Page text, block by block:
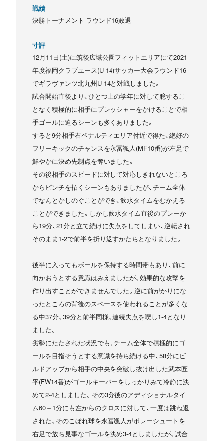
戦績
決勝トーナメント ラウンド16敗退
寸評
12月11日(土)に筑後広域公園フィットエリアにて2021
年度福岡クラブユース(U-14)サッカー大会ラウンド16
でギラヴァンツ北九州U-14と対戦しました。
試合開始直後より、ひとつ上の学年に対して臆するこ
となく積極的に相手にプレッシャーをかけることで相
手ゴールに迫るシーンも多くありました。
すると9分相手右ペナルティエリア付近で得た、絶好の
フリーキックのチャンスを永冨颯人(MF10番)が左足で
鮮やかに決め先制点を奪いました。
その後相手のスピードに対して対応しきれないところ
からピンチを招くシーンもありましたが、チーム全体
でなんとかしのぐことができ、飲水タイムをむかえる
ことができました。しかし飲水タイム直後のプレーか
ら19分、21分と立て続けに失点をしてしまい、逆転され
そのまま1-2で前半を折り返すかたちとなりました。
後半に入ってもボールを保持する時間帯もあり、前に
向かおうとする意識はみえましたが、効果的な攻撃を
作り出すことができませんでした。逆に前がかりにな
ったところの背後のスペースを使われることが多くな
る中37分、39分と前半同様、連続失点を喫し1-4となり
ました。
劣勢にたたされた状況でも、チーム全体で積極的にゴ
ールを目指そうとする意識を持ち続ける中、58分にビ
ルドアップから相手の中央を突破し抜け出した武本匠
平(FW14番)がゴールキーパーをしっかりみて冷静に決
めて2-4としました。その3分後のアディショナルタイ
ム60＋1分にも左からのクロスに対して、一度は跳ね返
された、そのこぼれ球を永冨颯人がボレーシュートを
右足で放ち見事なゴールを決め3-4としましたが、試合